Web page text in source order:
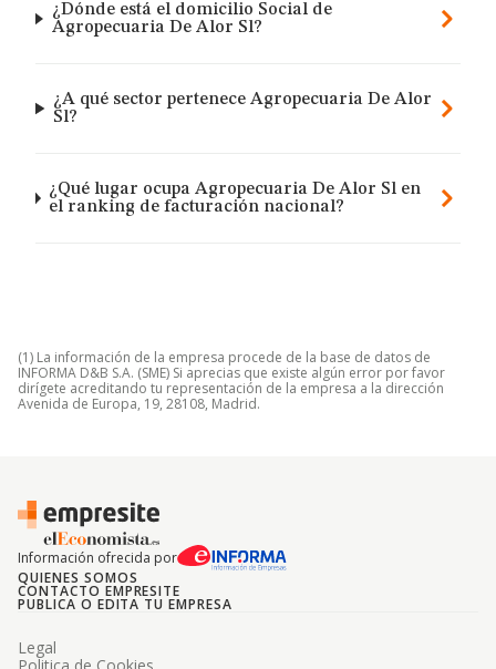
¿Dónde está el domicilio Social de
Agropecuaria De Alor Sl?
¿A qué sector pertenece Agropecuaria De Alor
Sl?
¿Qué lugar ocupa Agropecuaria De Alor Sl en
el ranking de facturación nacional?
(1) La información de la empresa procede de la base de datos de
INFORMA D&B S.A. (SME) Si aprecias que existe algún error por favor
dirígete acreditando tu representación de la empresa a la dirección
Avenida de Europa, 19, 28108, Madrid.
Información ofrecida por
QUIENES SOMOS
CONTACTO EMPRESITE
PUBLICA O EDITA TU EMPRESA
Legal